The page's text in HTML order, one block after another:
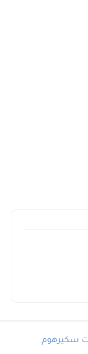
سكيرهوم